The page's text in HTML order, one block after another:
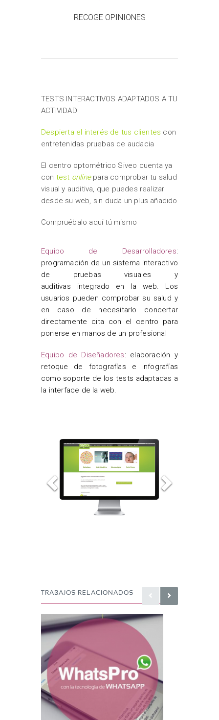
RECOGE OPINIONES
TESTS INTERACTIVOS ADAPTADOS A TU
ACTIVIDAD
Despierta el interés de tus clientes con
entretenidas pruebas de audacia
El centro optométrico Siveo cuenta ya
con test onlinepara comprobar tu salud
visual y auditiva, que puedes realizar
desde su web, sin duda un plus añadido
Compruébalo aquí tú mismo
Equipo de Desarrolladores:
programación de un sistema interactivo
de pruebas visuales y
auditivas integrado en la web. Los
usuarios pueden comprobar su salud y
en caso de necesitarlo concertar
directamente cita con el centro para
ponerse en manos de un profesional
Equipo de Diseñadores: elaboración y
retoque de fotografías e infografías
como soporte de los tests adaptadas a
la interface de la web.
TRABAJOS RELACIONADOS